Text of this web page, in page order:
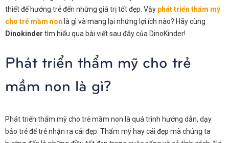
thiết để hướng trẻ đến những giá trị tốt đẹp. Vậy phát triển thẩm mỹ
cho trẻ mầm non là gì và mang lại những lợi ích nào? Hãy cùng
Dinokinder tìm hiểu qua bài viết sau đây của DinoKinder!
Phát triển thẩm mỹ cho trẻ
mầm non là gì?
Phát triển thẩm mỹ cho trẻ mầm non là quá trình hướng dẫn, dạy
bảo trẻ để trẻ nhận ra cái đẹp. Thẩm mỹ hay cái đẹp mà chúng ta